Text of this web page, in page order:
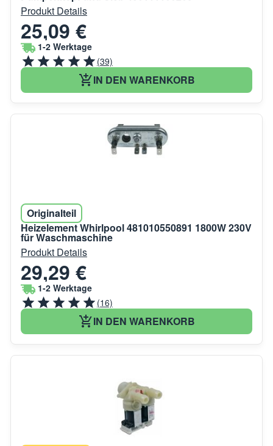
Produkt Details
25,09 €
1-2 Werktage
(39)
IN DEN WARENKORB
Originalteil
Heizelement Whirlpool 481010550891 1800W 230V
für Waschmaschine
Produkt Details
29,29 €
1-2 Werktage
(16)
IN DEN WARENKORB